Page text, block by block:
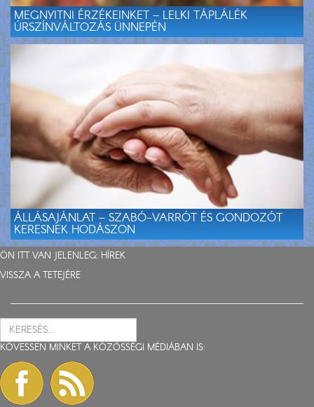
MEGNYITNI ÉRZÉKEINKET – LELKI TÁPLÁLÉK
ÚRSZÍNVÁLTOZÁS ÜNNEPÉN
ÁLLÁSAJÁNLAT – SZABÓ-VARRÓT ÉS GONDOZÓT
KERESNEK HODÁSZON
ÖN ITT VAN JELENLEG: HÍREK
VISSZA A TETEJÉRE
KÖVESSEN MINKET A KÖZÖSSÉGI MÉDIÁBAN IS: